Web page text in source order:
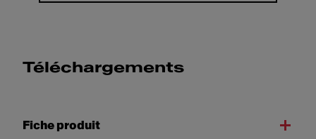
Téléchargements
Fiche produit